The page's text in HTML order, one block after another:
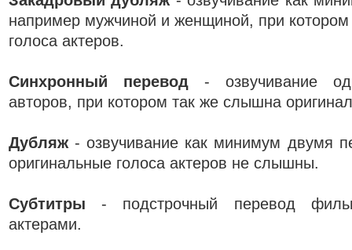
например мужчиной и женщиной, при
голоса актеров.
Синхронный перевод - озвучивание
авторов, при котором так же слышна
Дубляж - озвучивание как минимум двумя
оригинальные голоса актеров не слышны.
Субтитры - подстрочный перевод
актерами.